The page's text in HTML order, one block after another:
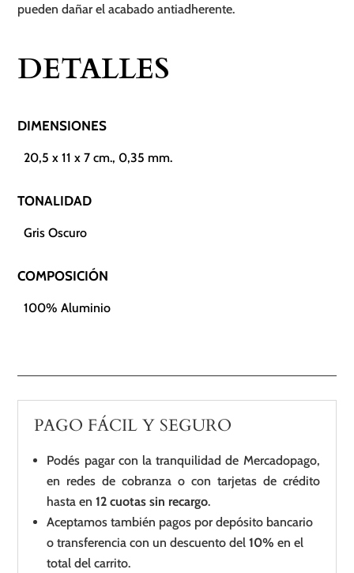
pueden dañar el acabado antiadherente.
DETALLES
DIMENSIONES
20,5 x 11 x 7 cm., 0,35 mm.
TONALIDAD
Gris Oscuro
COMPOSICIÓN
100% Aluminio
PAGO FÁCIL Y SEGURO
Podés pagar con la tranquilidad de Mercadopago,
en redes de cobranza o con tarjetas de crédito
hasta en12 cuotas sin recargo.
Aceptamos también pagos por depósito bancario
o transferencia con un descuento del10% en el
total del carrito.